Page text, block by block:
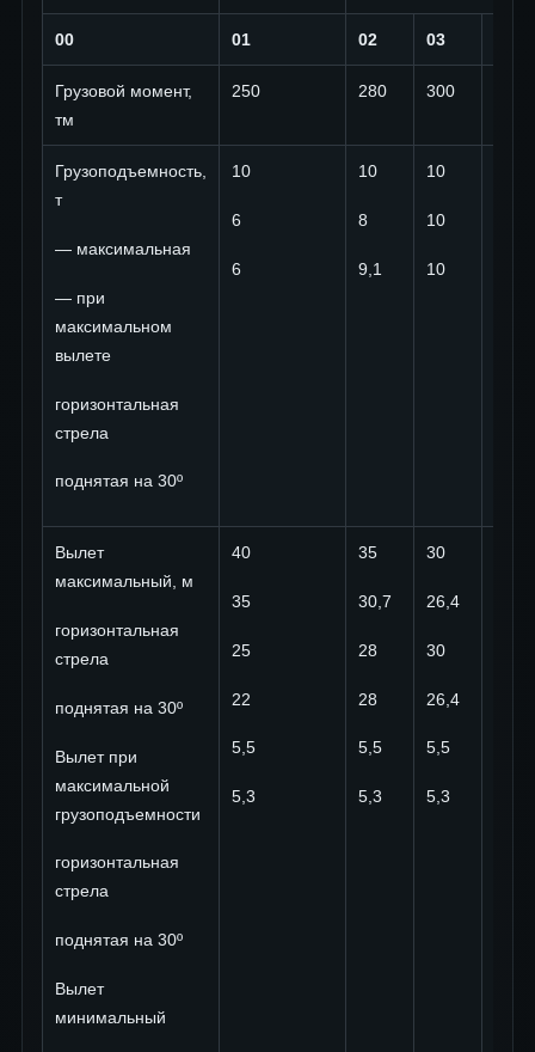
00 01 02 03
Грузовой момент,
тм
250 280 300
Грузоподъемность,
т
— максимальная
— при
максимальном
вылете
горизонтальная
стрела
поднятая на 30º
10
6
6
10
8
9,1
10
10
10
Вылет
максимальный, м
горизонтальная
стрела
поднятая на 30º
Вылет при
максимальной
грузоподъемности
горизонтальная
стрела
поднятая на 30º
Вылет
минимальный
40
35
25
22
5,5
5,3
35
30,7
28
28
5,5
5,3
30
26,4
30
26,4
5,5
5,3